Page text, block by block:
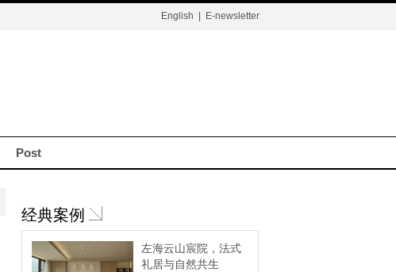
English E-newsletter
Post
经典案例
左海云山宸院，法式
礼居与自然共生